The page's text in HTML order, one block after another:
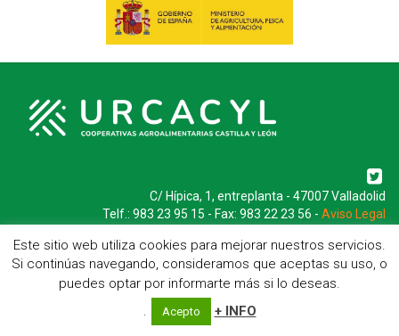
C/ Hípica, 1, entreplanta - 47007 Valladolid
Telf.: 983 23 95 15 - Fax: 983 22 23 56 - Aviso Legal
Este sitio web utiliza cookies para mejorar nuestros servicios.
Si continúas navegando, consideramos que aceptas su uso, o
puedes optar por informarte más si lo deseas.
.
Acepto + INFO